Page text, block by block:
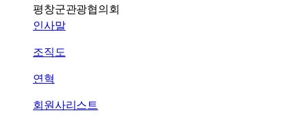
평창군관광협의회
인사말
조직도
연혁
회원사리스트